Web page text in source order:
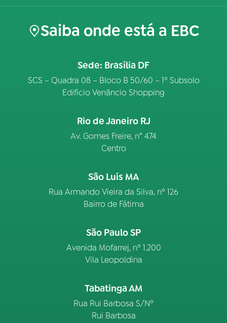
Saiba onde está a EBC
Sede: Brasília DF
SCS – Quadra 08 – Bloco B 50/60 – 1º Subsolo
Edifício Venâncio Shopping
Rio de Janeiro RJ
Av. Gomes Freire, n° 474
Centro
São Luís MA
Rua Armando Vieira da Silva, nº 126
Bairro de Fátima
São Paulo SP
Avenida Mofarrej, nº 1.200
Vila Leopoldina
Tabatinga AM
Rua Rui Barbosa S/Nº
Rui Barbosa